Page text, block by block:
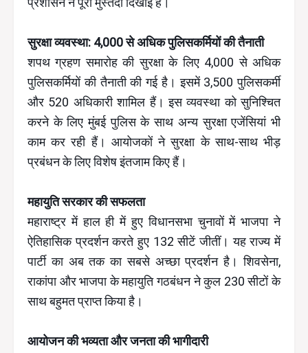
सुरक्षा व्यवस्था: 4,000 से अधिक पुलिसकर्मियों की तैनाती
शपथ ग्रहण समारोह की सुरक्षा के लिए 4,000 से अधिक
पुलिसकर्मियों की तैनाती की गई है। इसमें 3,500 पुलिसकर्मी
और 520 अधिकारी शामिल हैं। इस व्यवस्था को सुनिश्चित
करने के लिए मुंबई पुलिस के साथ अन्य सुरक्षा एजेंसियां भी
काम कर रही हैं। आयोजकों ने सुरक्षा के साथ-साथ भीड़
प्रबंधन के लिए विशेष इंतजाम किए हैं।
महायुति सरकार की सफलता
महाराष्ट्र में हाल ही में हुए विधानसभा चुनावों में भाजपा ने
ऐतिहासिक प्रदर्शन करते हुए 132 सीटें जीतीं। यह राज्य में
पार्टी का अब तक का सबसे अच्छा प्रदर्शन है। शिवसेना,
राकांपा और भाजपा के महायुति गठबंधन ने कुल 230 सीटों के
साथ बहुमत प्राप्त किया है।
आयोजन की भव्यता और जनता की भागीदारी